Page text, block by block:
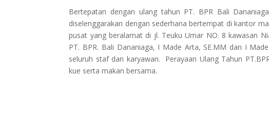
Bertepatan dengan ulang tahun PT. BPR Bali
diselenggarakan dengan sederhana bertempat di kantor
pusat yang beralamat di jl. Teuku Umar NO. 8 kawasan
PT. BPR. Bali Dananiaga, I Made Arta, SE.MM dan I
seluruh staf dan karyawan. Perayaan Ulang Tahun
kue serta makan bersama.